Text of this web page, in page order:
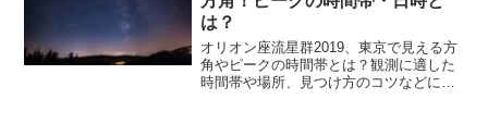
は？
オリオン座流星群2019、東京で見える方
角やピークの時間帯とは？観測に適した
時間帯や場所、見つけ方のコツなどにつ